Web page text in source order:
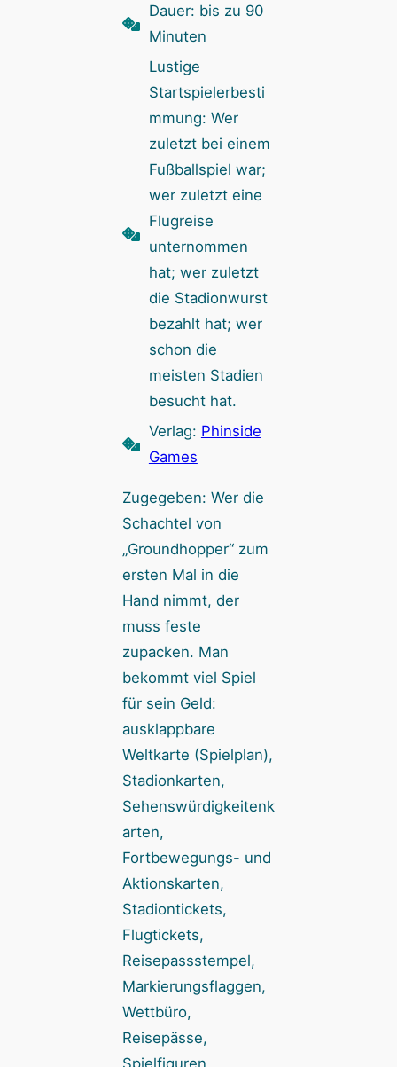
Dauer: bis zu 90
Minuten
Lustige
Startspielerbesti
mmung: Wer
zuletzt bei einem
Fußballspiel war;
wer zuletzt eine
Flugreise
unternommen
hat; wer zuletzt
die Stadionwurst
bezahlt hat; wer
schon die
meisten Stadien
besucht hat.
Verlag: Phinside
Games
Zugegeben: Wer die
Schachtel von
„Groundhopper“ zum
ersten Mal in die
Hand nimmt, der
muss feste
zupacken. Man
bekommt viel Spiel
für sein Geld:
ausklappbare
Weltkarte (Spielplan),
Stadionkarten,
Sehenswürdigkeitenk
arten,
Fortbewegungs- und
Aktionskarten,
Stadiontickets,
Flugtickets,
Reisepassstempel,
Markierungsflaggen,
Wettbüro,
Reisepässe,
Spielfiguren,